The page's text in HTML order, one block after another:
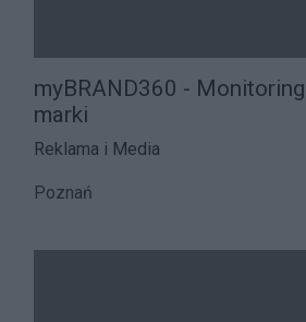
myBRAND360 -
marki
Reklama i Media
Poznań